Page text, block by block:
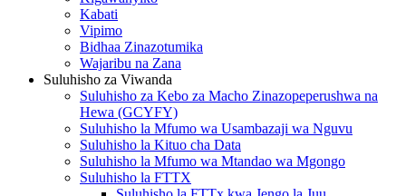
Kabati
Vipimo
Bidhaa Zinazotumika
Wajaribu na Zana
Suluhisho za Viwanda
Suluhisho za Kebo za Macho Zinazopeperushwa na
Hewa (GCYFY)
Suluhisho la Mfumo wa Usambazaji wa Nguvu
Suluhisho la Kituo cha Data
Suluhisho la Mfumo wa Mtandao wa Mgongo
Suluhisho la FTTX